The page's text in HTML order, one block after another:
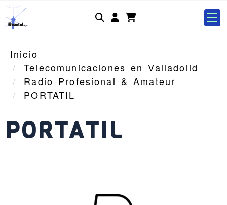
Identifícate
Inicio
Telecomunicaciones en Valladolid
Radio Profesional & Amateur
PORTATIL
PORTATIL